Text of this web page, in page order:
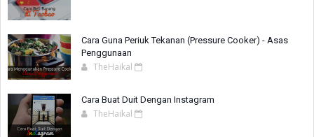
Cara Guna Periuk Tekanan (Pressure Cooker) - Asas
Penggunaan
TheHaikal
Cara Buat Duit Dengan Instagram
TheHaikal